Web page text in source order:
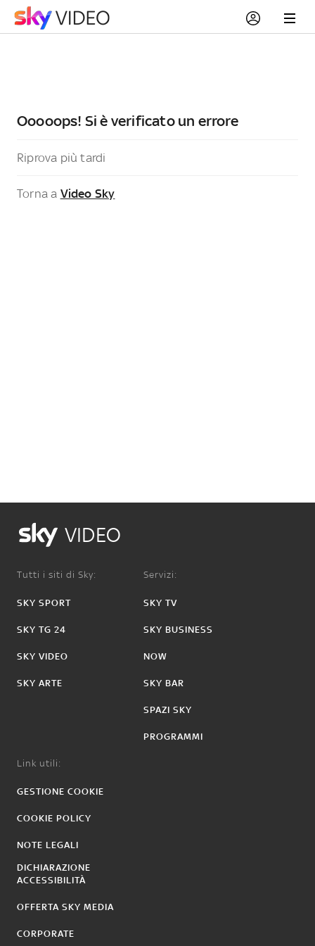
Ooooops! Si è verificato un errore
Riprova più tardi
Torna a Video Sky
VIDEO
Tutti i siti di Sky:
SKY SPORT
SKY TG 24
SKY VIDEO
SKY ARTE
Servizi:
SKY TV
SKY BUSINESS
NOW
SKY BAR
SPAZI SKY
PROGRAMMI
Link utili:
GESTIONE COOKIE
COOKIE POLICY
NOTE LEGALI
DICHIARAZIONE
ACCESSIBILITÀ
OFFERTA SKY MEDIA
CORPORATE